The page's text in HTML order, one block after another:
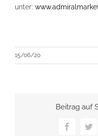
unter:
15/06/20
Beitrag auf
Facebook